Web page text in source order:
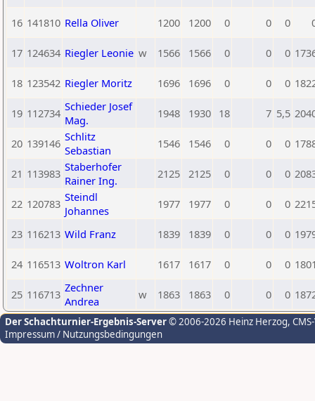
16 141810 Rella Oliver 1200 1200 0 0 0
17 124634 Riegler Leonie w 1566 1566 0 0 0
18 123542 Riegler Moritz 1696 1696 0 0 0
19 112734 Schieder Josef
Mag.
1948 1930 18 7 5,5
20 139146 Schlitz
Sebastian
1546 1546 0 0 0
21 113983 Staberhofer
Rainer Ing.
2125 2125 0 0 0
22 120783 Steindl
Johannes
1977 1977 0 0 0
23 116213 Wild Franz 1839 1839 0 0 0
24 116513 Woltron Karl 1617 1617 0 0 0
25 116713 Zechner
Andrea
w 1863 1863 0 0 0
Der Schachturnier-Ergebnis-Server© 2006-2026 Heinz Herzog,
Impressum / Nutzungsbedingungen